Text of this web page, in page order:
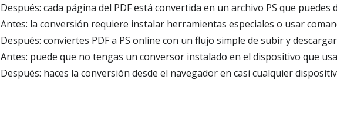
Después: cada página del PDF está convertida en un archivo PS que puedes
Antes: la conversión requiere instalar herramientas especiales o usar
Después: conviertes PDF a PS online con un flujo simple de subir y descargar
Antes: puede que no tengas un conversor instalado en el dispositivo que
Después: haces la conversión desde el navegador en casi cualquier